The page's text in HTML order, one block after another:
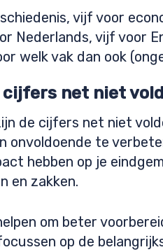
vijf voor
Nederlands, vijf voor
welk vak dan ook
cijfers net niet
de cijfers net niet
onvoldoende te
hebben op je
en zakken.
om beter
op de